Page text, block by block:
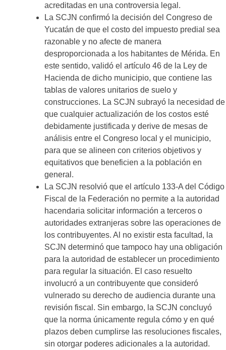
acreditadas en una controversia legal.
La SCJN confirmó la decisión del Congreso de
Yucatán de que el costo del impuesto predial sea
razonable y no afecte de manera
desproporcionada a los habitantes de Mérida. En
este sentido, validó el artículo 46 de la Ley de
Hacienda de dicho municipio, que contiene las
tablas de valores unitarios de suelo y
construcciones. La SCJN subrayó la necesidad de
que cualquier actualización de los costos esté
debidamente justificada y derive de mesas de
análisis entre el Congreso local y el municipio,
para que se alineen con criterios objetivos y
equitativos que beneficien a la población en
general.
La SCJN resolvió que el artículo 133-A del Código
Fiscal de la Federación no permite a la autoridad
hacendaria solicitar información a terceros o
autoridades extranjeras sobre las operaciones de
los contribuyentes. Al no existir esta facultad, la
SCJN determinó que tampoco hay una obligación
para la autoridad de establecer un procedimiento
para regular la situación. El caso resuelto
involucró a un contribuyente que consideró
vulnerado su derecho de audiencia durante una
revisión fiscal. Sin embargo, la SCJN concluyó
que la norma únicamente regula cómo y en qué
plazos deben cumplirse las resoluciones fiscales,
sin otorgar poderes adicionales a la autoridad.